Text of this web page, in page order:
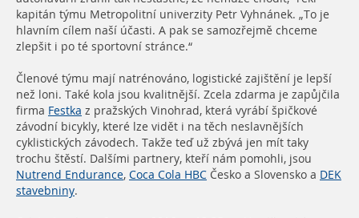
kapitán týmu Metropolitní univerzity Petr Vyhnánek. „To je
hlavním cílem naší účasti. A pak se samozřejmě chceme
zlepšit i po té sportovní stránce.“
Členové týmu mají natrénováno, logistické zajištění je lepší
než loni. Také kola jsou kvalitnější. Zcela zdarma je zapůjčila
firma Festka z pražských Vinohrad, která vyrábí špičkové
závodní bicykly, které lze vidět i na těch neslavnějších
cyklistických závodech. Takže teď už zbývá jen mít taky
trochu štěstí. Dalšími partnery, kteří nám pomohli, jsou
Nutrend Endurance, Coca Cola HBC Česko a Slovensko a DEK
stavebniny.